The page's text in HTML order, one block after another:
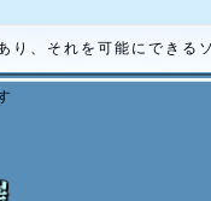
、それを可能にできる